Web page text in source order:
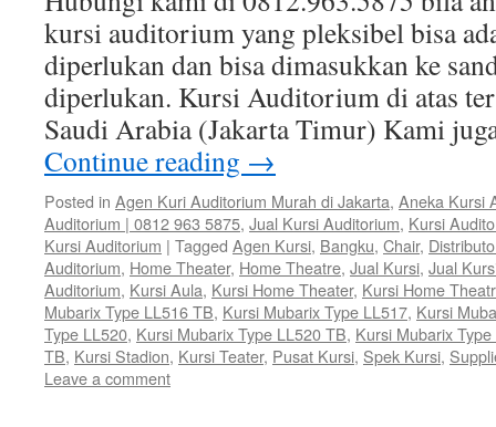
kursi auditorium yang pleksibel bisa
diperlukan dan bisa dimasukkan ke
diperlukan. Kursi Auditorium di atas
Saudi Arabia (Jakarta Timur) Kami
Continue reading →
Posted in Agen Kuri Auditorium Murah di Jakarta, Aneka Kursi
Auditorium | 0812 963 5875, Jual Kursi Auditorium, Kursi
Kursi Auditorium | Tagged Agen Kursi, Bangku, Chair,
Auditorium, Home Theater, Home Theatre, Jual Kursi, Jual
Auditorium, Kursi Aula, Kursi Home Theater, Kursi Home
Mubarix Type LL516 TB, Kursi Mubarix Type LL517, Kursi
Type LL520, Kursi Mubarix Type LL520 TB, Kursi Mubarix
TB, Kursi Stadion, Kursi Teater, Pusat Kursi, Spek Kursi,
Leave a comment